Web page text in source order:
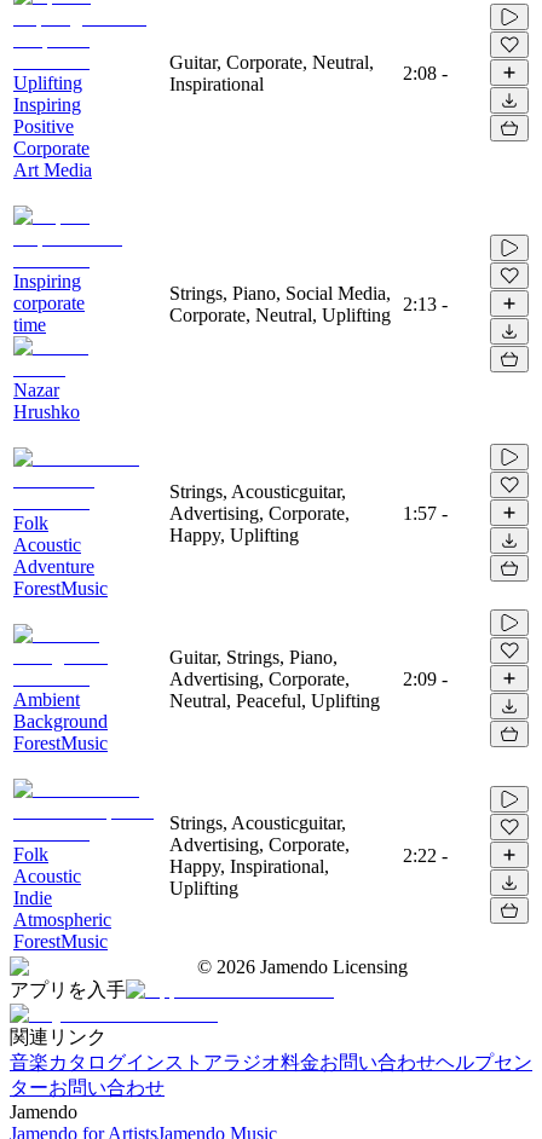
Uplifting
Inspiring
Positive
Corporate
Art Media
Guitar, Corporate, Neutral,
Inspirational
2:08 -
Inspiring
corporate
time
Nazar
Hrushko
Strings, Piano, Social Media,
Corporate, Neutral, Uplifting
2:13 -
Folk
Acoustic
Adventure
ForestMusic
Strings, Acousticguitar,
Advertising, Corporate,
Happy, Uplifting
1:57 -
Ambient
Background
ForestMusic
Guitar, Strings, Piano,
Advertising, Corporate,
Neutral, Peaceful, Uplifting
2:09 -
Folk
Acoustic
Indie
Atmospheric
ForestMusic
Strings, Acousticguitar,
Advertising, Corporate,
Happy, Inspirational,
Uplifting
2:22 -
© 2026 Jamendo Licensing
アプリを入手
関連リンク
音楽カタログインストアラジオ料金お問い合わせヘルプセン
ターお問い合わせ
Jamendo
Jamendo for ArtistsJamendo Music